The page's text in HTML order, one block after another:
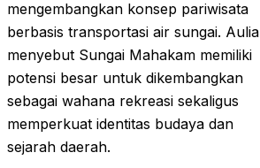
mengembangkan konsep pariwisata
berbasis transportasi air sungai. Aulia
menyebut Sungai Mahakam memiliki
potensi besar untuk dikembangkan
sebagai wahana rekreasi sekaligus
memperkuat identitas budaya dan
sejarah daerah.